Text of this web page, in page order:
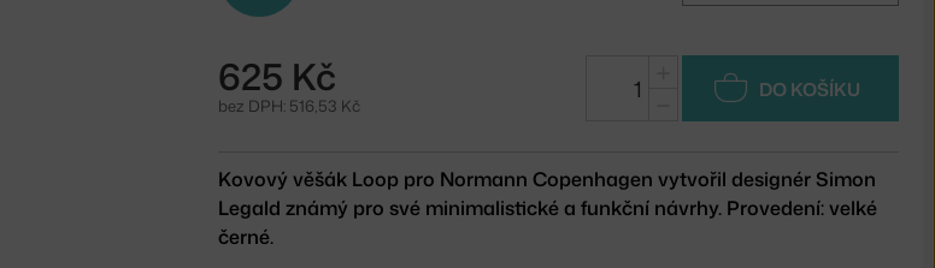
625 Kč
bez DPH: 516,53 Kč
DO KOŠÍKU
Kovový věšák Loop pro Normann Copenhagen vytvořil designér Simon
Legald známý pro své minimalistické a funkční návrhy. Provedení: velké
černé.